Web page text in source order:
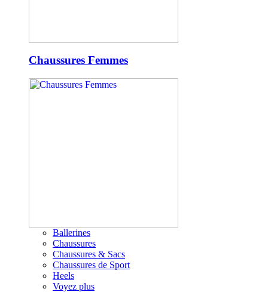
Chaussures Femmes
Ballerines
Chaussures
Chaussures & Sacs
Chaussures de Sport
Heels
Voyez plus